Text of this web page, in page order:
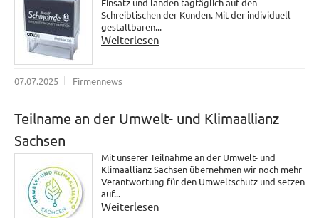
Einsatz und landen tagtäglich auf den
Schreibtischen der Kunden. Mit der individuell
gestaltbaren...
Weiterlesen
07.07.2025 Firmennews
Teilname an der Umwelt- und Klimaallianz
Sachsen
Mit unserer Teilnahme an der Umwelt- und
Klimaallianz Sachsen übernehmen wir noch mehr
Verantwortung für den Umweltschutz und setzen
auf...
Weiterlesen